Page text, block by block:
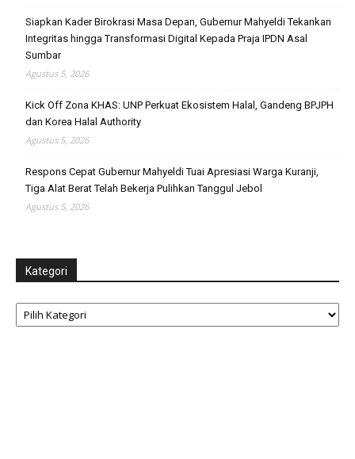
Siapkan Kader Birokrasi Masa Depan, Gubernur Mahyeldi Tekankan
Integritas hingga Transformasi Digital Kepada Praja IPDN Asal
Sumbar
Agustus 5, 2026
Kick Off Zona KHAS: UNP Perkuat Ekosistem Halal, Gandeng BPJPH
dan Korea Halal Authority
Agustus 5, 2026
Respons Cepat Gubernur Mahyeldi Tuai Apresiasi Warga Kuranji,
Tiga Alat Berat Telah Bekerja Pulihkan Tanggul Jebol
Agustus 5, 2026
Kategori
Kategori